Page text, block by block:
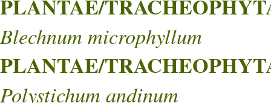
PLANTAE/
Blechnum microphyllum
PLANTAE/
Polystichum andinum